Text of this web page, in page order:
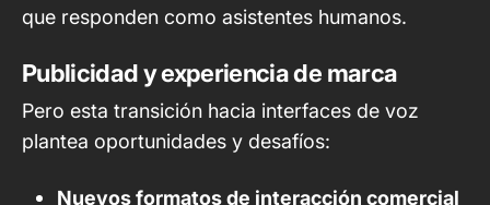
que responden como asistentes humanos.
Publicidad y experiencia de marca
Pero esta transición hacia interfaces de voz
plantea oportunidades y desafíos:
Nuevos formatos de interacción comercial